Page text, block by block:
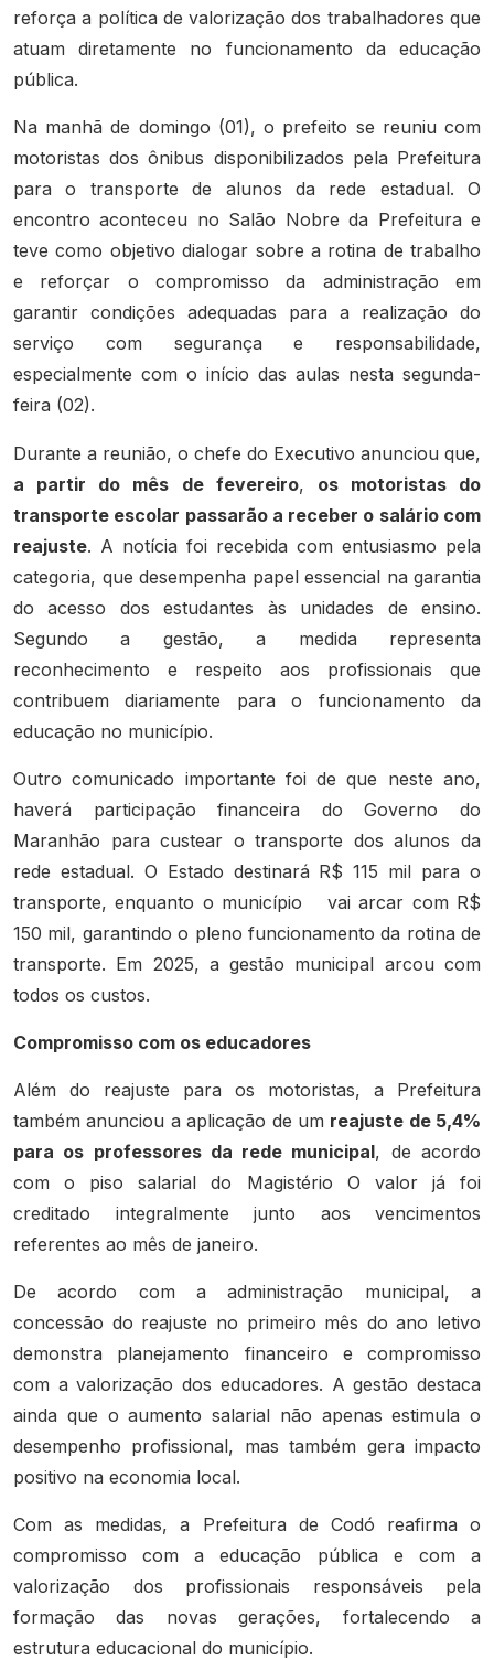
reforça a política de valorização dos trabalhadores que
atuam diretamente no funcionamento da educação
pública.
Na manhã de domingo (01), o prefeito se reuniu com
motoristas dos ônibus disponibilizados pela Prefeitura
para o transporte de alunos da rede estadual. O
encontro aconteceu no Salão Nobre da Prefeitura e
teve como objetivo dialogar sobre a rotina de trabalho
e reforçar o compromisso da administração em
garantir condições adequadas para a realização do
serviço com segurança e responsabilidade,
especialmente com o início das aulas nesta segunda-
feira (02).
Durante a reunião, o chefe do Executivo anunciou que,
a partir do mês de fevereiro, os motoristas do
transporte escolar passarão a receber o salário com
reajuste. A notícia foi recebida com entusiasmo pela
categoria, que desempenha papel essencial na garantia
do acesso dos estudantes às unidades de ensino.
Segundo a gestão, a medida representa
reconhecimento e respeito aos profissionais que
contribuem diariamente para o funcionamento da
educação no município.
Outro comunicado importante foi de que neste ano,
haverá participação financeira do Governo do
Maranhão para custear o transporte dos alunos da
rede estadual. O Estado destinará R$ 115 mil para o
transporte, enquanto o município
vai arcar com R$
150 mil, garantindo o pleno funcionamento da rotina de
transporte. Em 2025, a gestão municipal arcou com
todos os custos.
Compromisso com os educadores
Além do reajuste para os motoristas, a Prefeitura
também anunciou a aplicação de um reajuste de 5,4%
para os professores da rede municipal, de acordo
com o piso salarial do Magistério O valor já foi
creditado integralmente junto aos vencimentos
referentes ao mês de janeiro.
De acordo com a administração municipal, a
concessão do reajuste no primeiro mês do ano letivo
demonstra planejamento financeiro e compromisso
com a valorização dos educadores. A gestão destaca
ainda que o aumento salarial não apenas estimula o
desempenho profissional, mas também gera impacto
positivo na economia local.
Com as medidas, a Prefeitura de Codó reafirma o
compromisso com a educação pública e com a
valorização dos profissionais responsáveis pela
formação das novas gerações, fortalecendo a
estrutura educacional do município.